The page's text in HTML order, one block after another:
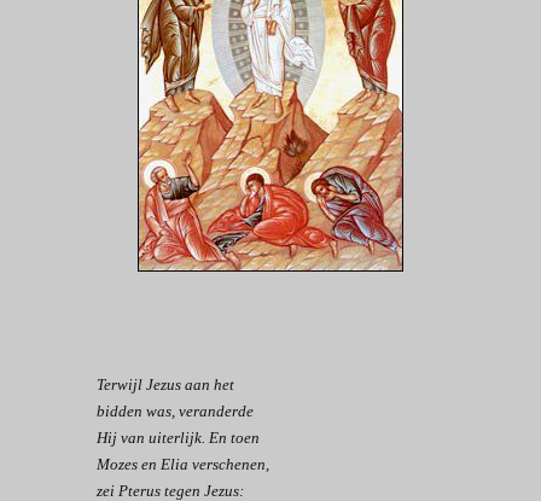
Terwijl Jezus aan het
bidden was, veranderde
Hij van uiterlijk. En toen
Mozes en Elia verschenen,
zei Pterus tegen Jezus: